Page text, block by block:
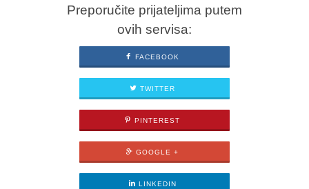
Preporučite prijateljima putem
ovih servisa:
FACEBOOK
TWITTER
PINTEREST
GOOGLE +
LINKEDIN